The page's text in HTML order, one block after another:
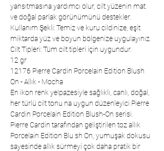
yansıtmasına yardımcı olur, cilt yüzenin mat
ve doğal parlak görünümünü destekler.
Kullanım Şekli: Temiz ve kuru cildinize, eşit
miktarda yüz ve boyun bölgenize uygulayınız.
Cilt Tipleri: Tüm cilt tipleri için uygundur.
12 gr
12176 Pierre Cardin Porcelain Edition Blush
On - Allık - Mocha
En ikon renk yelpazesiyle sağlıklı, canlı, doğal,
her türlü cilt tonu na uygun düzenleyici Pierre
Cardin Porcelain Edition Blush-On serisi.
Pierre Cardin tarafından geliştirilen toz allık
Porcelain Edition Blu sh On, yumuşak dokusu
sayesinde allık sürmeyi çok daha pratik bir